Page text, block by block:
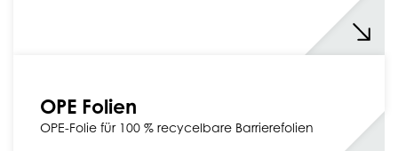
OPE Folien
OPE-Folie für 100 % recycelbare Barrierefolien